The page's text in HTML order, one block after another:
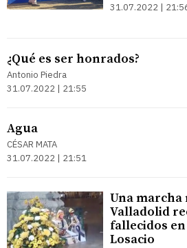
31.07.2022 |
¿Qué es ser honrados?
Antonio Piedra
31.07.2022 | 21:55
Agua
CÉSAR MATA
31.07.2022 | 21:51
Una
Valladolid
fallecidos
Losacio